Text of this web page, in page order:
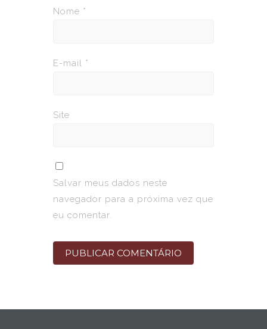
Nome *
E-mail *
Site
Salvar meus dados neste
navegador para a próxima vez que
eu comentar.